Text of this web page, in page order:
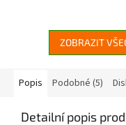
ZOBRAZIT
Popis Podobné (5)
Detailní popis